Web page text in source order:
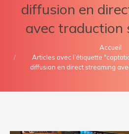
diffusion en
avec traduction
Accueil
Articles avec l’étiquette
diffusion en direct streaming